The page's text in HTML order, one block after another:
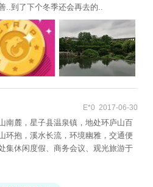
..到了下个冬季还会再去的..
E*0 2017-06-30
南麓，星子县温泉镇，地处环庐山百
环抱，溪水长流，环境幽雅，交通便
集休闲度假、商务会议、观光旅游于